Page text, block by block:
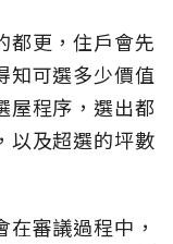
都更，住戶會先
知可選多少價值
屋程序，選出都
以及超選的坪數
審議過程中，